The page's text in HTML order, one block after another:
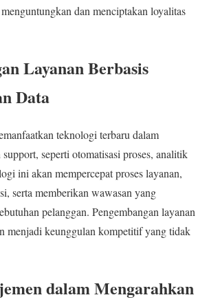
dan menciptakan loyalitas
Layanan Berbasis
Data
teknologi terbaru dalam
seperti otomatisasi proses, analitik
ini akan mempercepat proses layanan,
serta memberikan wawasan yang
pelanggan. Pengembangan layanan
menjadi keunggulan kompetitif yang tidak
dalam Mengarahkan